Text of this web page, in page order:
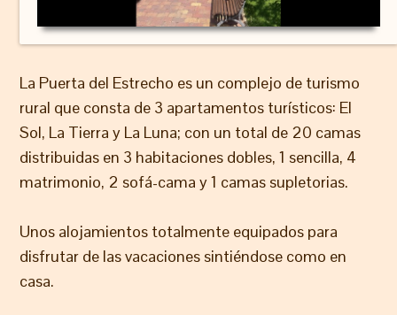
La Puerta del Estrecho es un complejo de turismo
rural que consta de 3 apartamentos turísticos: El
Sol, La Tierra y La Luna; con un total de 20 camas
distribuidas en 3 habitaciones dobles, 1 sencilla, 4
matrimonio, 2 sofá-cama y 1 camas supletorias.
Unos alojamientos totalmente equipados para
disfrutar de las vacaciones sintiéndose como en
casa.